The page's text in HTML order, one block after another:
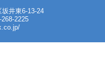
井東6-13-24
2225